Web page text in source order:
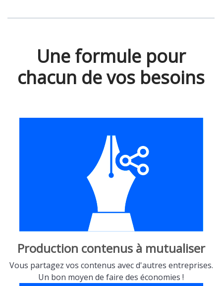
Une formule pour
chacun de vos besoins
Production contenus à mutualiser
Vous partagez vos contenus avec d'autres entreprises.
Un bon moyen de faire des économies !